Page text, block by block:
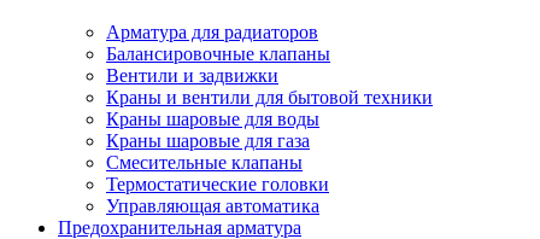
Арматура для радиаторов
Балансировочные клапаны
Вентили и задвижки
Краны и вентили для бытовой техники
Краны шаровые для воды
Краны шаровые для газа
Смесительные клапаны
Термостатические головки
Управляющая автоматика
Предохранительная арматура